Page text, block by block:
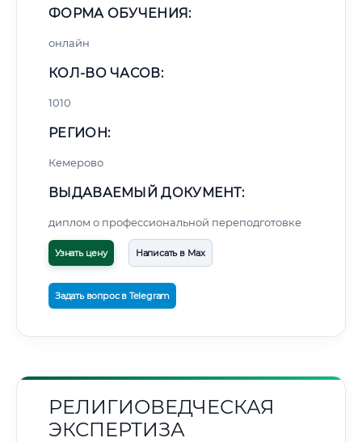
ФОРМА ОБУЧЕНИЯ:
онлайн
КОЛ-ВО ЧАСОВ:
1010
РЕГИОН:
Кемерово
ВЫДАВАЕМЫЙ ДОКУМЕНТ:
диплом о профессиональной переподготовке
Узнать цену Написать в Max
Задать вопрос в Telegram
РЕЛИГИОВЕДЧЕСКАЯ
ЭКСПЕРТИЗА